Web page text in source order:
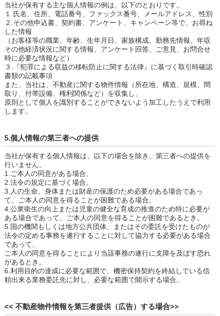
当社が保有する主な個人情報の例は、以下のとおりです。
１.氏名、住所、電話番号、ファックス番号、メールアドレス、性別
２.その他申込書、契約書、アンケート、キャンペーン等で、お尋ね
した情報
（お客様等の職業、年齢、生年月日、家族構成、勤務先情報、年収
その他経済状況に関する情報、アンケート回答、ご意見、お問合せ
時に必要な情報など）
３.『犯罪による収益の移転防止に関する法律』に基づく取引時確認
書類の記載事項
また、当社は、不動産に関する物件情報（所在地、構造、規模、間
取り、付帯設備、権利関係など）を収集し、
原則として個人を識別することができないよう加工したうえで利用
します。
5.個人情報の第三者への提供
当社が保有する個人情報は、以下の場合を除き、第三者への提供を
行いません。
1.ご本人の同意がある場合。
2.法令の規定に基づく場合。
3.人の生命、身体または財産の保護のため必要がある場合であっ
て、ご本人の同意を得ることが困難である場合。
4.公衆衛生の向上または児童の健全な育成の推進のため特に必要が
ある場合であって、ご本人の同意を得ることが困難であるとき。
5.国の機関もしくは地方公共団体、またはその委託を受けたものが
法令の定める事務を遂行することに対して協力する必要がある場合
であって、
ご本人の同意を得ることにより当該事務の遂行に支障を及ぼす恐れ
があるとき。
6.利用目的の達成に必要な範囲で、機密保持契約を終結している信
頼出来る業務委託先に対し、必要な範囲で開示する場合。
<< 不動産物件情報を第三者提供（広告）する場合>>